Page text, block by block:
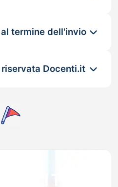
termine dell'invio
riservata Docenti.it